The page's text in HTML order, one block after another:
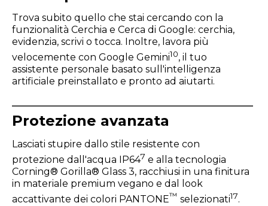
Trova subito quello che stai cercando con la
funzionalità Cerchia e Cerca di Google: cerchia,
evidenzia, scrivi o tocca. Inoltre, lavora più
velocemente con Google Gemini10, il tuo
assistente personale basato sull'intelligenza
artificiale preinstallato e pronto ad aiutarti.
Protezione avanzata
Lasciati stupire dallo stile resistente con
protezione dall'acqua IP647 e alla tecnologia
Corning® Gorilla® Glass 3, racchiusi in una finitura
in materiale premium vegano e dal look
accattivante dei colori PANTONE™ selezionati17.